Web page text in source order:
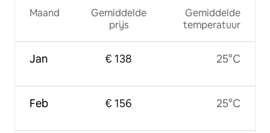
Maand
Jan
Feb
Gemiddelde
prijs
€ 138
€ 156
Gemiddelde
temperatuur
25°C
25°C